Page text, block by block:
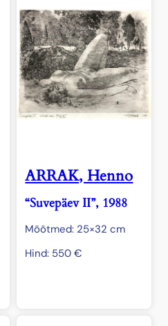
ARRAK, Henno
“Suvepäev II”, 1988
Mõõtmed: 25×32 cm
Hind: 550€